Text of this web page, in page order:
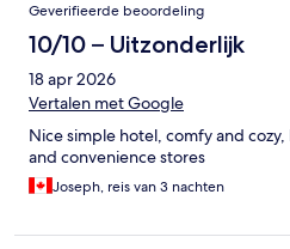
Geverifieerde beoordeling
10/10 – Uitzonderlijk
18 apr 2026
Vertalen met Google
Nice simple hotel, comfy and
and convenience stores
Joseph, reis van 3 nachten